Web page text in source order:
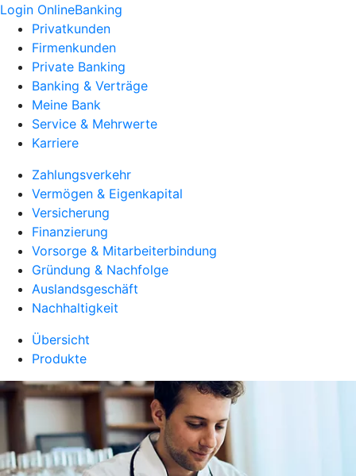
Login OnlineBanking
Privatkunden
Firmenkunden
Private Banking
Banking & Verträge
Meine Bank
Service & Mehrwerte
Karriere
Zahlungsverkehr
Vermögen & Eigenkapital
Versicherung
Finanzierung
Vorsorge & Mitarbeiterbindung
Gründung & Nachfolge
Auslandsgeschäft
Nachhaltigkeit
Übersicht
Produkte